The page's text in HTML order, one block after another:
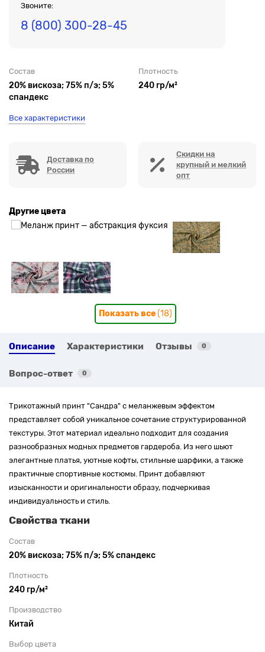
Звоните:
8 (800) 300-28-45
Состав
20% вискоза; 75% п/э; 5%
спандекс
Плотность
240 гр/м²
Все характеристики
Доставка по
России
Скидки на
крупный и мелкий
опт
Другие цвета
Показать все(18)
Описание Характеристики Отзывы 0
Вопрос-ответ 0
Трикотажный принт "Сандра" с меланжевым эффектом
представляет собой уникальное сочетание структурированной
текстуры. Этот материал идеально подходит для создания
разнообразных модных предметов гардероба. Из него шьют
элегантные платья, уютные кофты, стильные шарфики, а также
практичные спортивные костюмы. Принт добавляют
изысканности и оригинальности образу, подчеркивая
индивидуальность и стиль.
Свойства ткани
Состав
20% вискоза; 75% п/э; 5% спандекс
Плотность
240 гр/м²
Производство
Китай
Выбор цвета